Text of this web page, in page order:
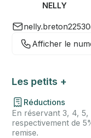
NELLY
Afficher le
Les petits +
Réductions
En réservant 3, 4,
respectivement de
remise.